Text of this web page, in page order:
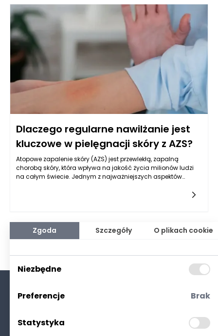
istotnych informacji, które powinny być brane pod uwagę przy
dokonaniu zakupu i zastosowaniu kantówki.
Dlaczego regularne nawilżanie jest
kluczowe w pielęgnacji skóry z AZS?
Atopowe zapalenie skóry (AZS) jest przewlekłą, zapalną
chorobą skóry, która wpływa na jakość życia milionów ludzi
na całym świecie. Jednym z najważniejszych aspektów
elementarnym działaniem, które warto stosować codziennie.
Produkty na AZS, które oferują efektywne nawilżenie, wspierają
naturalną barierę ochronną skóry, zapobiegając jej dalszemu
Polityka prywatności
Zgoda Szczegóły O plikach cookie
Niezbędne
Preferencje Brak
Statystyka